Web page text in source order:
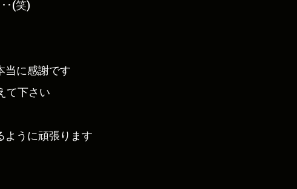
･(笑)
当に感謝です
て下さい
ように頑張ります